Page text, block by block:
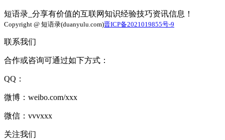
短语录_分享有价值的互联网知识经验技巧资讯信息！
Copyright @ 短语录(duanyulu.com)晋ICP备2021019855号-9
联系我们
合作或咨询可通过如下方式：
QQ：
微博：weibo.com/xxx
微信：vvvxxx
关注我们